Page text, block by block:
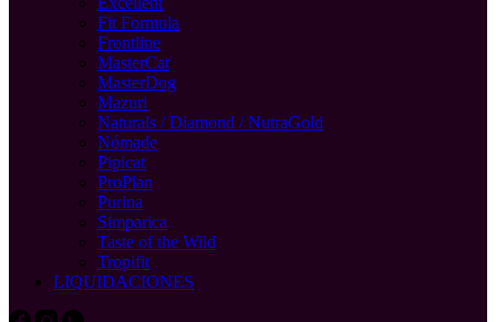
Fit Formula
Frontline
MasterCat
MasterDog
Mazuri
Naturals / Diamond / NutraGold
Nómade
Pipicat
ProPlan
Purina
Simparica
Taste of the Wild
Tropifit
LIQUIDACIONES